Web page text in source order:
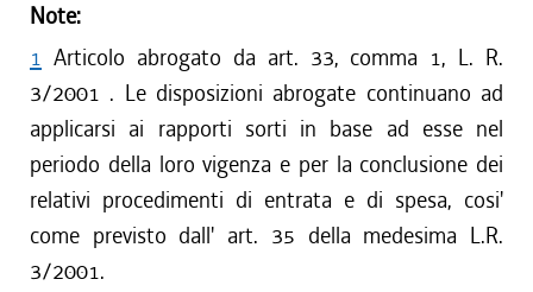
Note:
1 Articolo abrogato da art. 33, comma 1, L. R.
3/2001 . Le disposizioni abrogate continuano ad
applicarsi ai rapporti sorti in base ad esse nel
periodo della loro vigenza e per la conclusione dei
relativi procedimenti di entrata e di spesa, cosi'
come previsto dall' art. 35 della medesima L.R.
3/2001.